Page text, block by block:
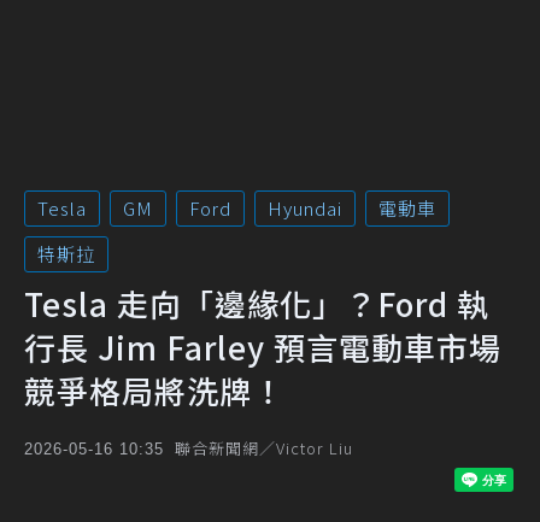
Tesla GM Ford Hyundai
電動車
特斯拉
Tesla 走向「邊緣化」？Ford 執
行長 Jim Farley 預言電動車市場
競爭格局將洗牌！
2026-05-16 10:35 聯合新聞網／Victor Liu